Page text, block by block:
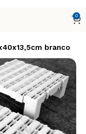
0
branco